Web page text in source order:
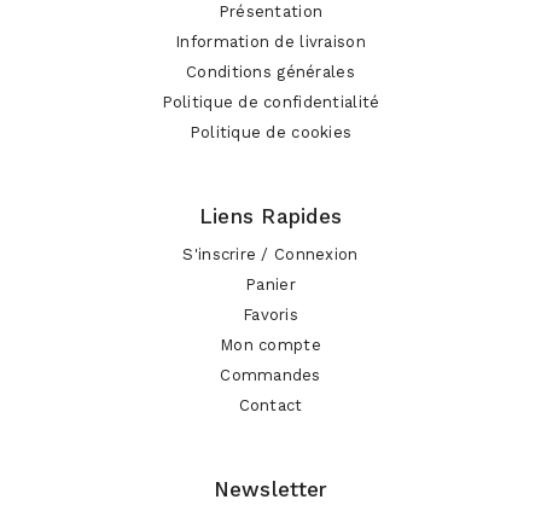
Présentation
Information de livraison
Conditions générales
Politique de confidentialité
Politique de cookies
Liens Rapides
S'inscrire / Connexion
Panier
Favoris
Mon compte
Commandes
Contact
Newsletter